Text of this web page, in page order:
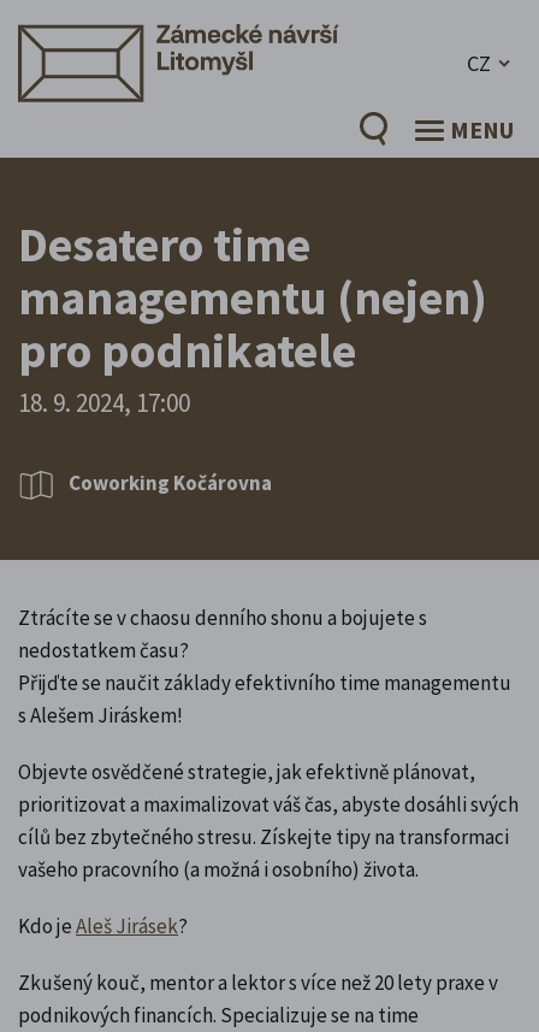
CZ
MENU
Desatero time
managementu (nejen)
pro podnikatele
18. 9. 2024, 17:00
Coworking Kočárovna
Ztrácíte se v chaosu denního shonu a bojujete s
nedostatkem času?
Přijďte se naučit základy efektivního time managementu
s Alešem Jiráskem!
Objevte osvědčené strategie, jak efektivně plánovat,
prioritizovat a maximalizovat váš čas, abyste dosáhli svých
cílů bez zbytečného stresu. Získejte tipy na transformaci
vašeho pracovního (a možná i osobního) života.
Kdo jeAleš Jirásek?
Zkušený kouč, mentor a lektor s více než 20 lety praxe v
podnikových financích. Specializuje se na time